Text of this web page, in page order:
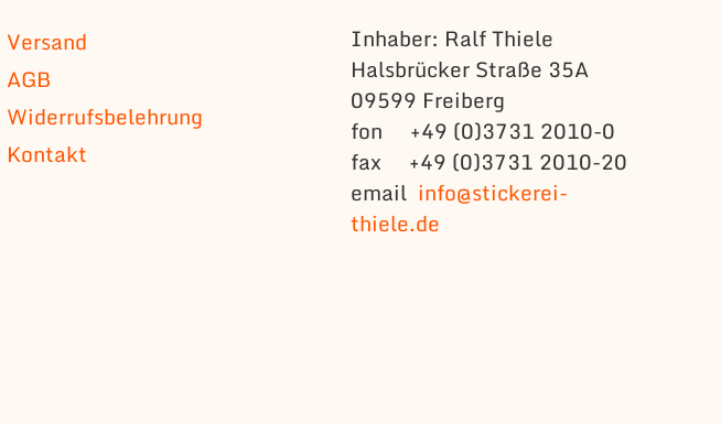
Versand
AGB
Widerrufsbelehrung
Kontakt
Inhaber: Ralf Thiele
Halsbrücker Straße 35A
09599 Freiberg
fon +49 (0)3731 2010-0
fax +49 (0)3731 2010-20
email info@stickerei-
thiele.de